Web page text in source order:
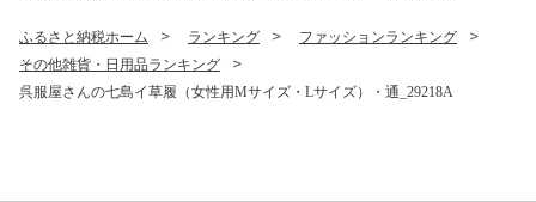
ふるさと納税ホーム ランキング
ファッションランキング
その他雑貨・日用品ランキング
呉服屋さんの七島イ草履（女性用Mサイズ・Lサイズ）・通_29218A